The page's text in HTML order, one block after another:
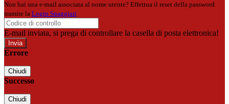
Non hai una e-mail associata al nome utente? Effettua il reset della password
tramite la Login Spaggiari
E-mail inviata, si prega di controllare la casella di posta elettronica!
Errore
Chiudi
Successo
Chiudi